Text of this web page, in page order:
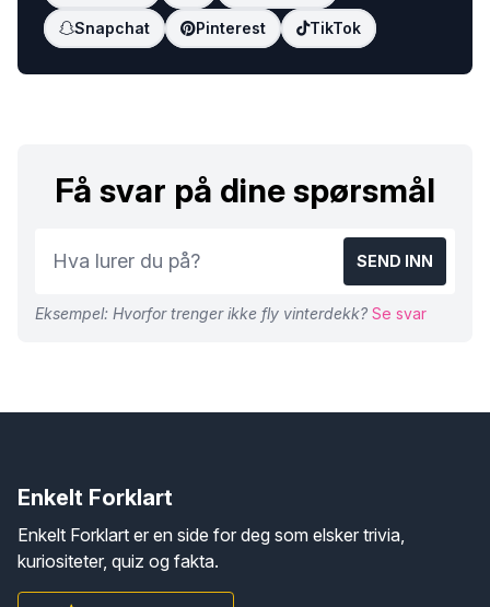
Snapchat Pinterest TikTok
Få svar på dine spørsmål
SEND INN
Eksempel: Hvorfor trenger ikke fly vinterdekk? Se svar
Enkelt Forklart
Enkelt Forklart er en side for deg som elsker trivia,
kuriositeter, quiz og fakta.